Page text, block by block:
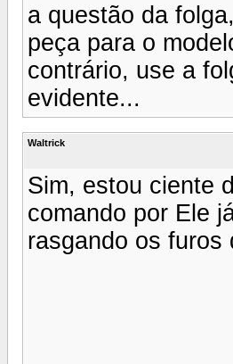
a questão da
peça para o
contrário, use a
evidente...
Waltrick
Sim, estou ciente
comando por Ele
rasgando os furos